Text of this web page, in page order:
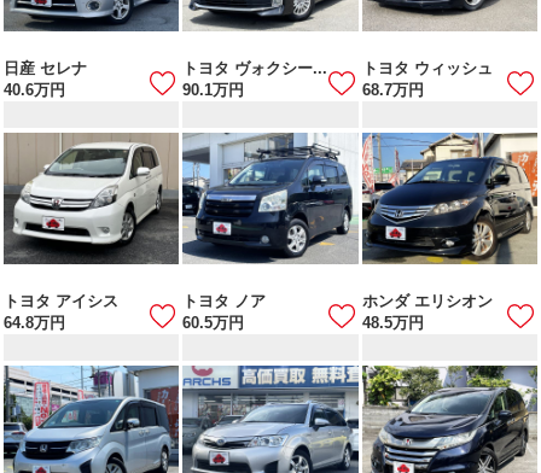
日産 セレナ
40.6万円
トヨタ ヴォクシー...
90.1万円
トヨタ ウィッシュ
68.7万円
トヨタ アイシス
64.8万円
トヨタ ノア
60.5万円
ホンダ エリシオン
48.5万円